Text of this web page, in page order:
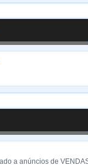
a anúncios de